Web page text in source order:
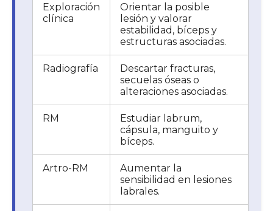
Exploración
clínica
Orientar la posible
lesión y valorar
estabilidad, bíceps y
estructuras asociadas.
Radiografía
Descartar fracturas,
secuelas óseas o
alteraciones asociadas.
RM
Estudiar labrum,
cápsula, manguito y
bíceps.
Artro-RM
Aumentar la
sensibilidad en lesiones
labrales.